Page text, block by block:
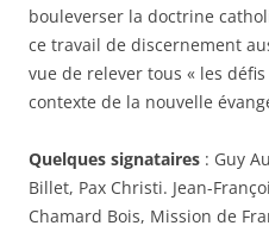
bouleverser la doctrine
ce travail de discernement
vue de relever tous « les
contexte de la nouvelle
Quelques signataires : Guy
Billet, Pax Christi. Jean-
Chamard Bois, Mission de